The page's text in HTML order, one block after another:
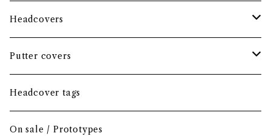
Headcovers
Headcover bundle
Driver
Mini Driver (Option)
Putter covers
Blade
Small mallet
Headcover tags
On sale / Prototypes